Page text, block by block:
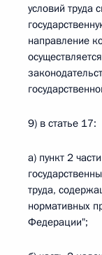
условий труда
направление
9) в статье 17:
а) пункт 2
труда,
нормативных
Федерации";